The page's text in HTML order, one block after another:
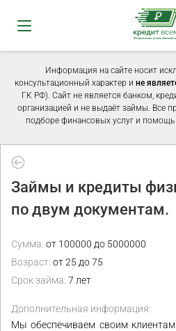
Информация на сайте носит
консультационный характер и не
ГК РФ). Сайт не является банком,
организацией и не выдаёт займы. Все
подборе финансовых услуг и
Займы и кредиты
по двум документам.
Сумма: от 100000 до 5000000
Возраст: от 25 до 75
Срок займа: 7 лет
Дополнительная информация:
Мы обеспечиваем своим